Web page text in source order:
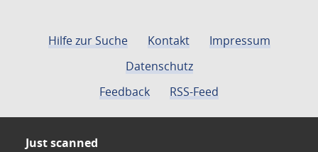
Hilfe zur Suche Kontakt
Impressum
Datenschutz
Feedback
RSS-Feed
Just scanned